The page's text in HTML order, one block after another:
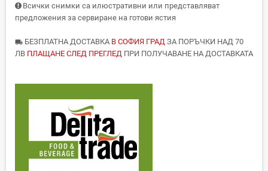
Всички снимки са илюстративни или представляват
предложения за сервиране на готови ястия
local_shipping БЕЗПЛАТНА ДОСТАВКА В СОФИЯ ГРАД ЗА ПОРЪЧКИ НАД 70
ЛВ ПЛАЩАНЕ СЛЕД ПРЕГЛЕД ПРИ ПОЛУЧАВАНЕ НА ДОСТАВКАТА